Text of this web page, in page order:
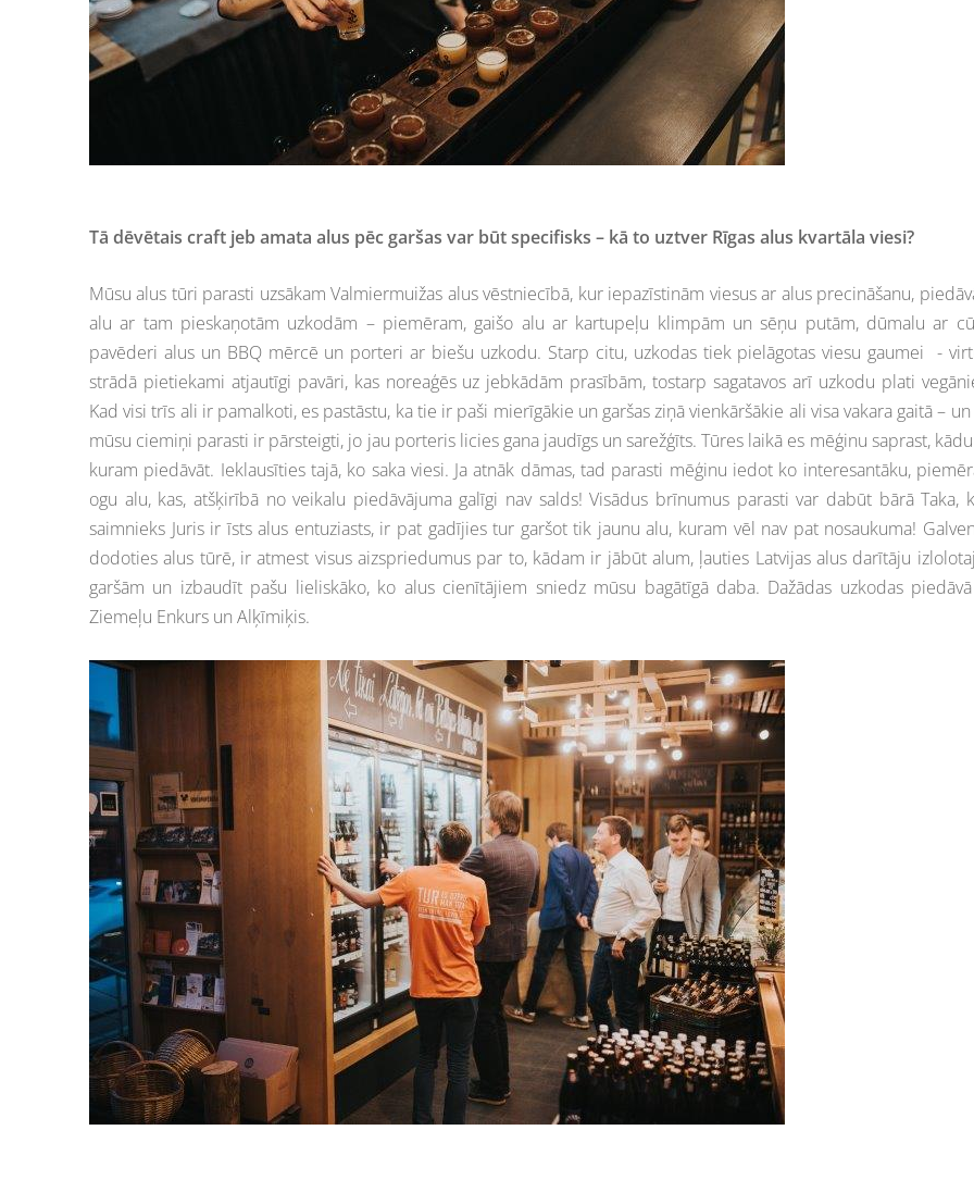
Tā dēvētais craft jeb amata alus pēc garšas var būt specifisks – kā to uztver Rīgas alus kvartāla viesi?
Mūsu alus tūri parasti uzsākam Valmiermuižas alus vēstniecībā, kur iepazīstinām viesus ar alus precināšanu,
alu ar tam pieskaņotām uzkodām – piemēram, gaišo alu ar kartupeļu klimpām un sēņu putām, dūmalu ar
pavēderi alus un BBQ mērcē un porteri ar biešu uzkodu. Starp citu, uzkodas tiek pielāgotas viesu gaumei -
strādā pietiekami atjautīgi pavāri, kas noreaģēs uz jebkādām prasībām, tostarp sagatavos arī uzkodu plati
Kad visi trīs ali ir pamalkoti, es pastāstu, ka tie ir paši mierīgākie un garšas ziņā vienkāršākie ali visa vakara gaitā –
mūsu ciemiņi parasti ir pārsteigti, jo jau porteris licies gana jaudīgs un sarežģīts. Tūres laikā es mēģinu saprast,
kuram piedāvāt. Ieklausīties tajā, ko saka viesi. Ja atnāk dāmas, tad parasti mēģinu iedot ko interesantāku,
ogu alu, kas, atšķirībā no veikalu piedāvājuma galīgi nav salds! Visādus brīnumus parasti var dabūt bārā Taka,
saimnieks Juris ir īsts alus entuziasts, ir pat gadījies tur garšot tik jaunu alu, kuram vēl nav pat nosaukuma!
dodoties alus tūrē, ir atmest visus aizspriedumus par to, kādam ir jābūt alum, ļauties Latvijas alus darītāju
garšām un izbaudīt pašu lieliskāko, ko alus cienītājiem sniedz mūsu bagātīgā daba. Dažādas uzkodas
Ziemeļu Enkurs un Alķīmiķis.